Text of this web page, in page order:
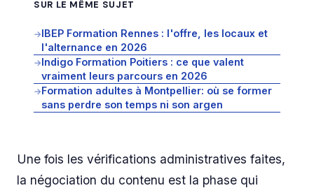
SUR LE MÊME SUJET
→IBEP Formation Rennes : l'offre, les locaux et
l'alternance en 2026
→Indigo Formation Poitiers : ce que valent
vraiment leurs parcours en 2026
→Formation adultes à Montpellier: où se former
sans perdre son temps ni son argen
Une fois les vérifications administratives faites,
la négociation du contenu est la phase qui